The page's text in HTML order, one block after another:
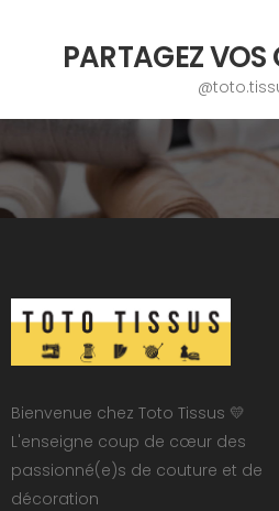
PARTAGEZ
Bienvenue chez Toto Tissus 💛
L'enseigne coup de cœur des
passionné(e)s de couture et de
décoration